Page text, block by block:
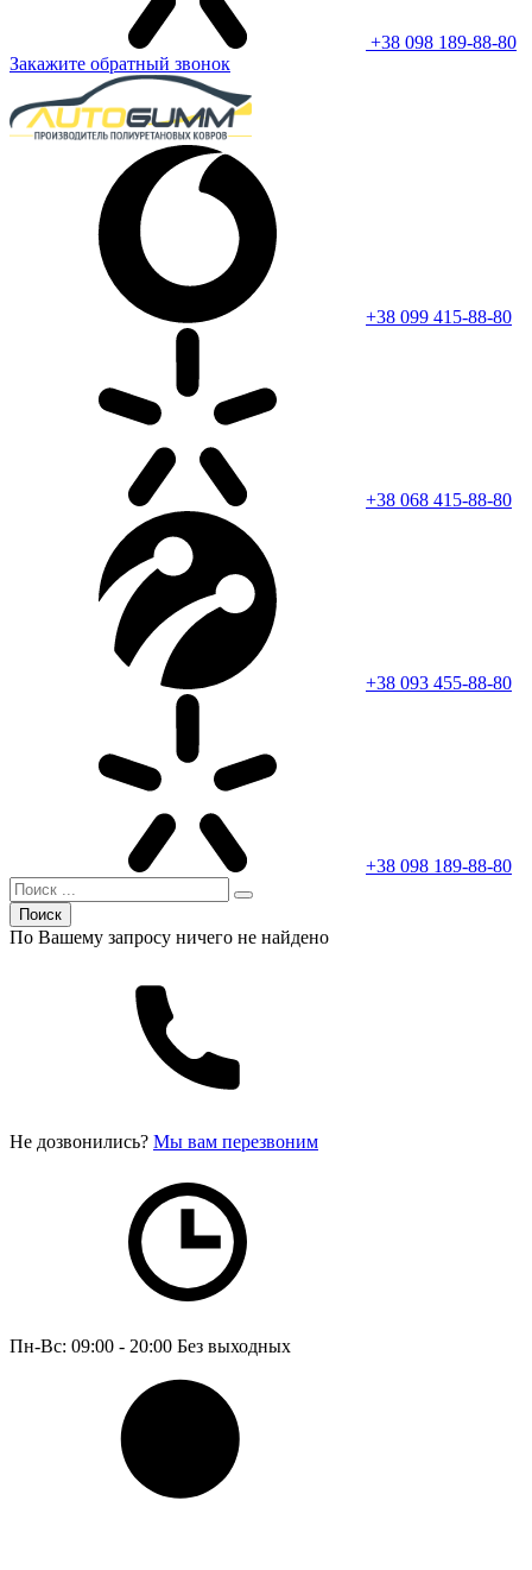
+38 098 189-88-80
Закажите обратный звонок
+38 099 415-88-80
+38 068 415-88-80
+38 093 455-88-80
+38 098 189-88-80
Поиск
По Вашему запросу ничего не найдено
Не дозвонились? Мы вам перезвоним
Пн-Вс: 09:00 - 20:00 Без выходных